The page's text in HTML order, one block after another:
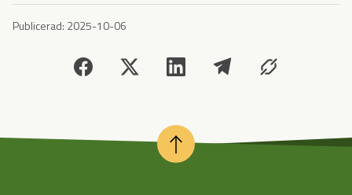
Publicerad: 2025-10-06